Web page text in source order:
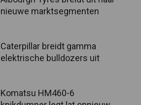
nieuwe marktsegmenten
Caterpillar breidt gamma
elektrische bulldozers uit
Komatsu HM460-6